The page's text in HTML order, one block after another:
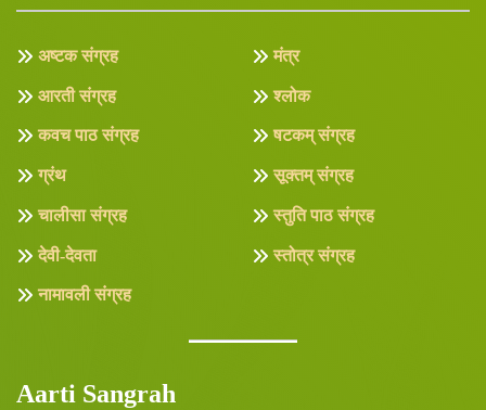
अष्टक संग्रह
आरती संग्रह
कवच पाठ संग्रह
ग्रंथ
चालीसा संग्रह
देवी-देवता
नामावली संग्रह
मंत्र
श्लोक
षटकम् संग्रह
सूक्तम् संग्रह
स्तुति पाठ संग्रह
स्तोत्र संग्रह
Aarti Sangrah